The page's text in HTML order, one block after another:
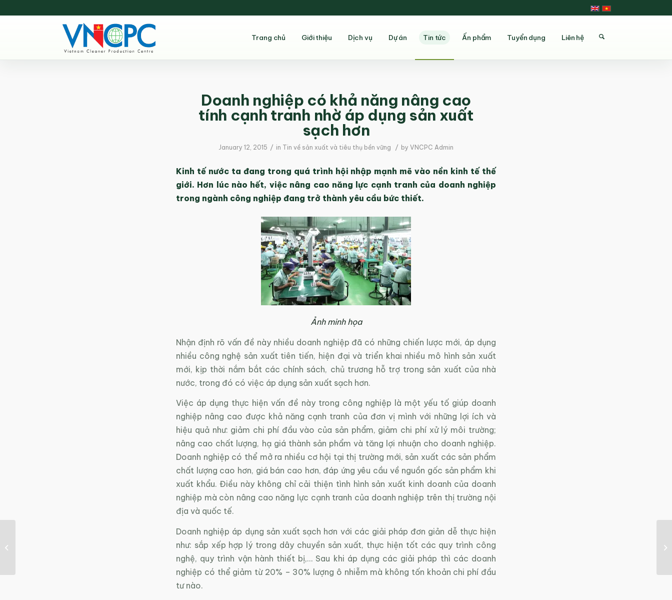
Trang chủ Giới thiệu Dịch vụ Dự án Tin tức Ấn phẩm Tuyển dụng Liên hệ
Doanh nghiệp có khả năng nâng cao
tính cạnh tranh nhờ áp dụng sản xuất
sạch hơn
January 12, 2015 / in Tin về sản xuất và tiêu thụ bền vững / by VNCPC Admin
Kinh tế nước ta đang trong quá trình hội nhập mạnh mẽ vào nền kinh tế thế
giới. Hơn lúc nào hết, việc nâng cao năng lực cạnh tranh của doanh nghiệp
trong ngành công nghiệp đang trở thành yêu cầu bức thiết.
Ảnh minh họa
Nhận định rõ vấn đề này nhiều doanh nghiệp đã có những chiến lược mới, áp dụng
nhiều công nghệ sản xuất tiên tiến, hiện đại và triển khai nhiều mô hình sản xuất
mới, kịp thời nắm bắt các chính sách, chủ trương hỗ trợ trong sản xuất của nhà
nước, trong đó có việc áp dụng sản xuất sạch hơn.
Việc áp dụng thực hiện vấn đề này trong công nghiệp là một yếu tố giúp doanh
nghiệp nâng cao được khả năng cạnh tranh của đơn vị mình với những lợi ích và
hiệu quả như: giảm chi phí đầu vào của sản phẩm, giảm chi phí xử lý môi trường;
nâng cao chất lượng, hạ giá thành sản phẩm và tăng lợi nhuận cho doanh nghiệp.
Doanh nghiệp có thể mở ra nhiều cơ hội tại thị trường mới, sản xuất các sản phẩm
chất lượng cao hơn, giá bán cao hơn, đáp ứng yêu cầu về nguồn gốc sản phẩm khi
xuất khẩu. Điều này không chỉ cải thiện tình hình sản xuất kinh doanh của doanh
nghiệp mà còn nâng cao năng lực cạnh tranh của doanh nghiệp trên thị trường nội
địa và quốc tế.
Doanh nghiệp áp dụng sản xuất sạch hơn với các giải pháp đơn giản dễ thực hiện
như: sắp xếp hợp lý trong dây chuyền sản xuất, thực hiện tốt các quy trình công
nghệ, quy trình vận hành thiết bị,… Sau khi áp dụng các giải pháp thì các doanh
nghiệp có thể giảm từ 20% – 30% lượng ô nhiễm mà không tốn khoản chi phí đầu
tư nào.